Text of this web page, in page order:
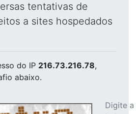
tentativas de
a sites hospedados
do IP 216.73.216.78,
abaixo.
Digite